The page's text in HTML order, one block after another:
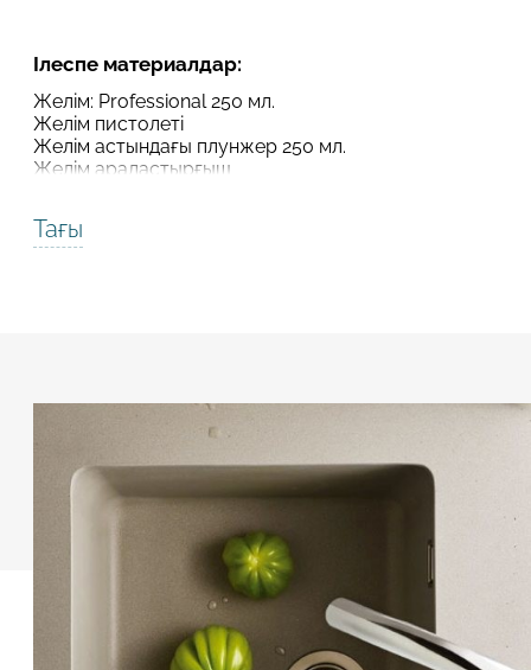
Ілеспе материалдар:
Желім: Professional 250 мл.
Желім пистолеті
Желім астындағы плунжер 250 мл.
Желім араластырғыш
Тағы
ЖОБАНЫ ЖІБЕРУ
ЖІБЕРУ